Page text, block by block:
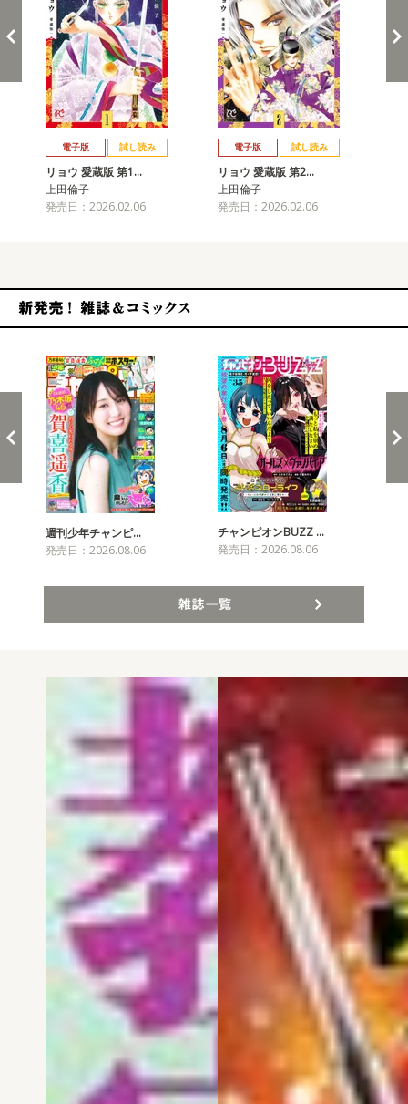
電子版 試し読み
リョウ 愛蔵版 第1…
上田倫子
発売日：2026.02.06
電子版 試し読み
リョウ 愛蔵版 第2…
上田倫子
発売日：2026.02.06
週刊少年チャンピ…
発売日：2026.08.06
チャンピオンBUZZ …
発売日：2026.08.06